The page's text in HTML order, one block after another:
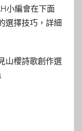
小編會在下面
選擇技巧，詳細